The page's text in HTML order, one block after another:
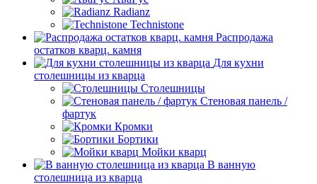
Radianz
Technistone
Распродажа
остатков кварц. камня
Для кухни
столешницы из кварца
Столешницы
Стеновая панель /
фартук
Кромки
Бортики
Мойки кварц
В ванную
столешница из кварца